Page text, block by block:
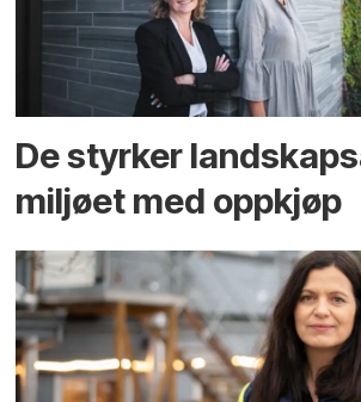
De styrker
miljøet med oppkjøp